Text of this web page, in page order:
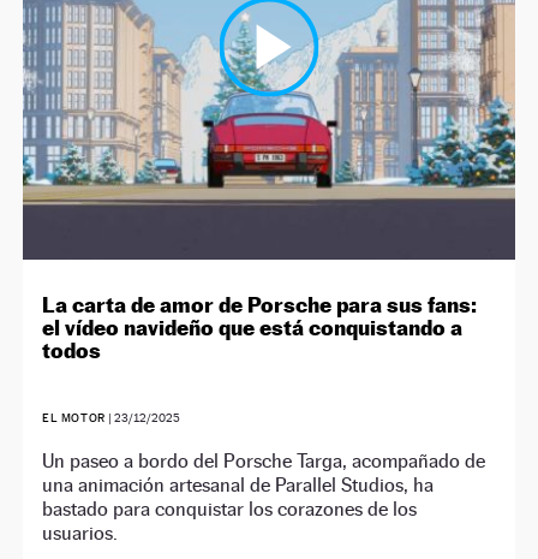
La carta de amor de Porsche para sus fans:
el vídeo navideño que está conquistando a
todos
EL MOTOR | 23/12/2025
Un paseo a bordo del Porsche Targa, acompañado de
una animación artesanal de Parallel Studios, ha
bastado para conquistar los corazones de los
usuarios.